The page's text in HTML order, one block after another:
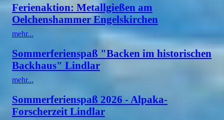
Ferienaktion: Metallgießen am
Oelchenshammer Engelskirchen
mehr...
Sommerferienspaß "Backen im historischen
Backhaus" Lindlar
mehr...
Sommerferienspaß 2026 - Alpaka-
Forscherzeit Lindlar